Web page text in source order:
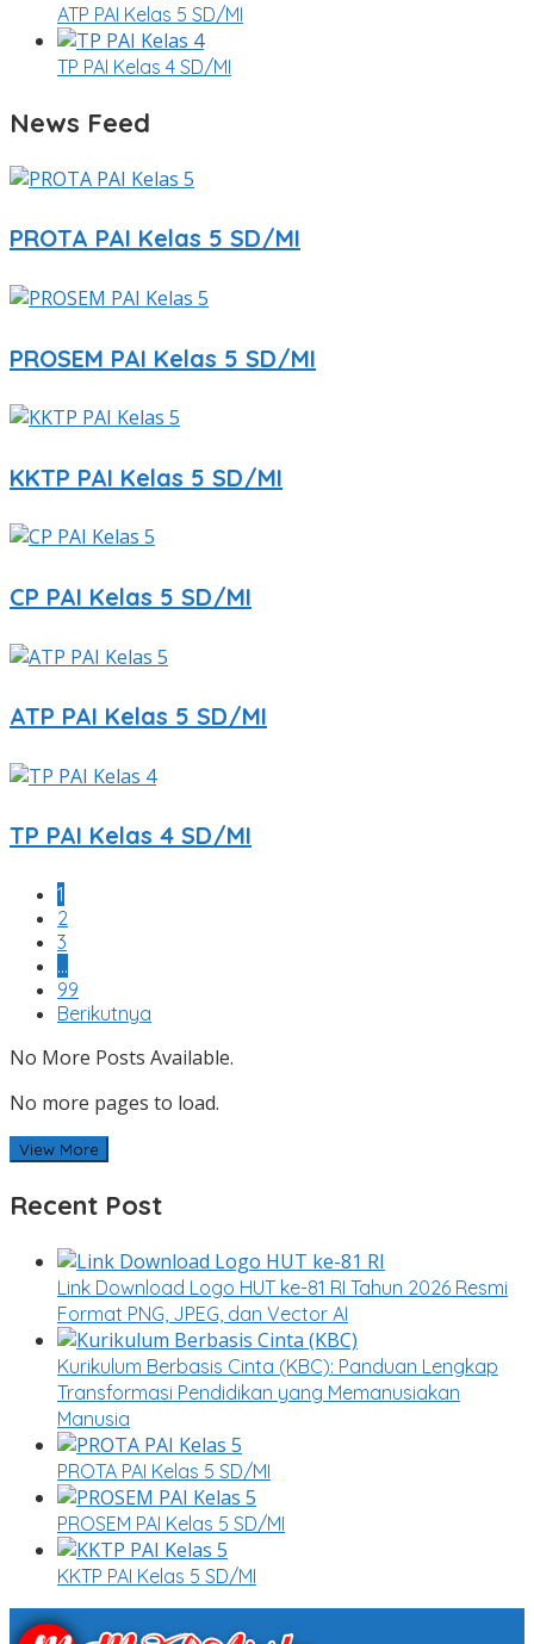
ATP PAI Kelas 5 SD/MI
TP PAI Kelas 4 SD/MI
News Feed
PROTA PAI Kelas 5 SD/MI
PROSEM PAI Kelas 5 SD/MI
KKTP PAI Kelas 5 SD/MI
CP PAI Kelas 5 SD/MI
ATP PAI Kelas 5 SD/MI
TP PAI Kelas 4 SD/MI
1
2
3
…
99
Berikutnya
No More Posts Available.
No more pages to load.
View More
Recent Post
Link Download Logo HUT ke-81 RI Tahun 2026 Resmi
Format PNG, JPEG, dan Vector AI
Kurikulum Berbasis Cinta (KBC): Panduan Lengkap
Transformasi Pendidikan yang Memanusiakan
Manusia
PROTA PAI Kelas 5 SD/MI
PROSEM PAI Kelas 5 SD/MI
KKTP PAI Kelas 5 SD/MI